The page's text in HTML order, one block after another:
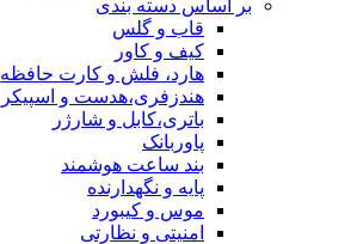
بر اساس دسته بندی
قاب و گلس
کیف و کاور
هارد، فلش و کارت حافظه
هندزفری،هدست و اسپیکر
باتری،کابل و شارژر
پاوربانک
بند ساعت هوشمند
پایه و نگهدارنده
موس و کیبورد
امنیتی و نظارتی